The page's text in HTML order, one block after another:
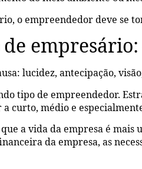
o empreendedor deve se
lucidez, antecipação,
tipo de empreendedor.
curto, médio e
a vida da empresa é
da empresa, as